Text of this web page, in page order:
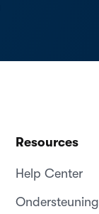
Resources
Help Center
Ondersteuning